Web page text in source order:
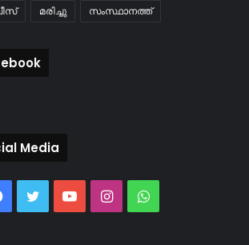
മരിച്ചു സംസ്ഥാനത്ത്
Media
Facebook
TwitterYouTubeInstagramWhatsApp